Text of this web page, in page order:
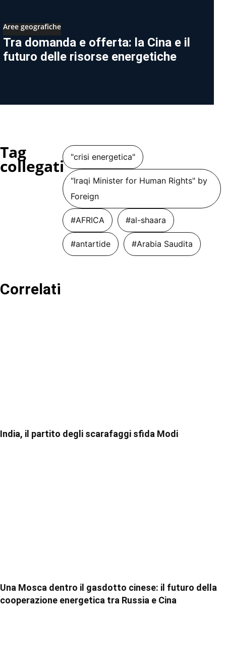
Aree geografiche
Tra domanda e offerta: la Cina e il
futuro delle risorse energetiche
Tag
collegati "crisi energetica"
"Iraqi Minister for Human Rights" by
Foreign
#AFRICA #al-shaara
#antartide #Arabia Saudita
Correlati
India, il partito degli scarafaggi sfida Modi
Una Mosca dentro il gasdotto cinese: il futuro della
cooperazione energetica tra Russia e Cina